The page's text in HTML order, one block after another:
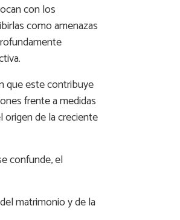
con los
como amenazas
que este contribuye
frente a medidas
origen de la creciente
confunde, el
matrimonio y de la